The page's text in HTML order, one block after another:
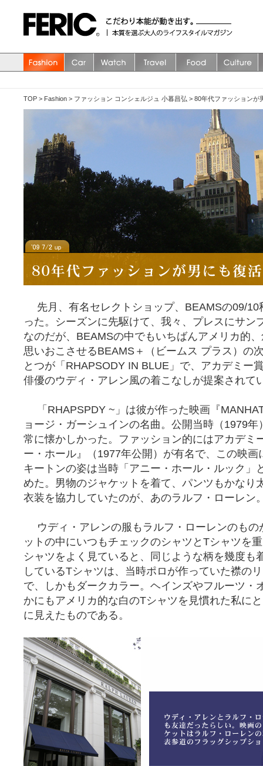
TOP > Fashion > ファッション コンシェルジュ 小暮昌弘 > 80年代ファッションが
先月、有名セレクトショップ、BEAMSの09/10
った。シーズンに先駆けて、我々、プレスにサン
なのだが、BEAMSの中でもいちばんアメリカ的
思いおこさせるBEAMS＋（ビームス プラス）の
とつが「RHAPSODY IN BLUE」で、アカデミー
俳優のウディ・アレン風の着こなしが提案されて
「RHAPSPDY ~」は彼が作った映画『
ョージ・ガーシュインの名曲。公開当時（1979
常に懐かしかった。ファッション的にはアカデミ
ー・ホール』（1977年公開）が有名で、この映画
キートンの姿は当時「アニー・ホール・ルック」
めた。男物のジャケットを着て、パンツもかなり
衣装を協力していたのが、あのラルフ・ローレン
ウディ・アレンの服もラルフ・ローレンのもの
ットの中にいつもチェックのシャツとTシャツを
シャツをよく見ていると、同じような柄を幾度も
しているTシャツは、当時ポロが作っていた襟の
で、しかもダークカラー。ヘインズやフルーツ・
かにもアメリカ的な白のTシャツを見慣れた私に
に見えたものである。